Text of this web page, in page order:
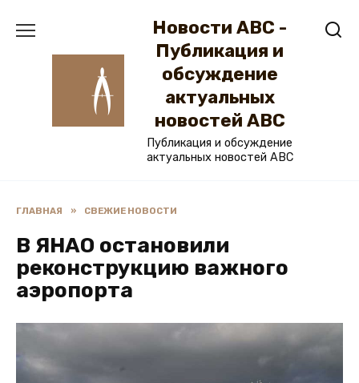
Новости ABC -
Публикация и
обсуждение
актуальных
новостей ABC
Публикация и обсуждение
актуальных новостей ABC
ГЛАВНАЯ » СВЕЖИЕ НОВОСТИ
В ЯНАО остановили
реконструкцию важного
аэропорта